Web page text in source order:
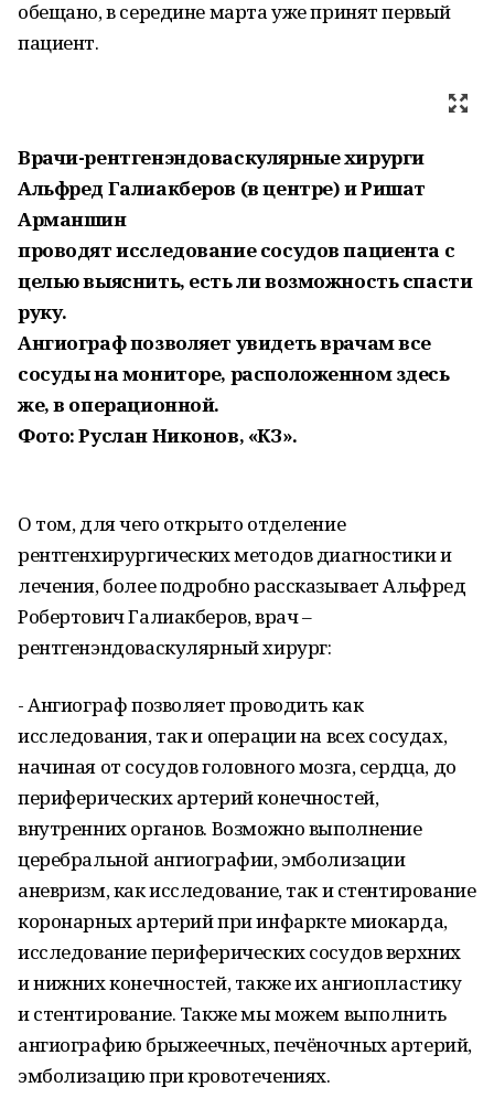
обещано, в середине марта уже принят первый
пациент.
Врачи-рентгенэндоваскулярные хирурги
Альфред Галиакберов (в центре) и Ришат
Арманшин
проводят исследование сосудов пациента с
целью выяснить, есть ли возможность спасти
руку.
Ангиограф позволяет увидеть врачам все
сосуды на мониторе, расположенном здесь
же, в операционной.
Фото: Руслан Никонов, «КЗ».
О том, для чего открыто отделение
рентгенхирургических методов диагностики и
лечения, более подробно рассказывает Альфред
Робертович Галиакберов, врач –
рентгенэндоваскулярный хирург:
- Ангиограф позволяет проводить как
исследования, так и операции на всех сосудах,
начиная от сосудов головного мозга, сердца, до
периферических артерий конечностей,
внутренних органов. Возможно выполнение
церебральной ангиографии, эмболизации
аневризм, как исследование, так и стентирование
коронарных артерий при инфаркте миокарда,
исследование периферических сосудов верхних
и нижних конечностей, также их ангиопластику
и стентирование. Также мы можем выполнить
ангиографию брыжеечных, печёночных артерий,
эмболизацию при кровотечениях.